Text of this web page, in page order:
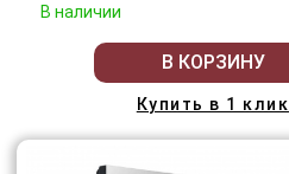
В наличии
В КОРЗИНУ
Купить в 1 клик